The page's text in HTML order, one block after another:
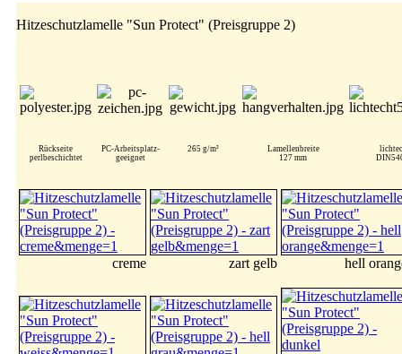
Hitzeschutzlamelle "Sun Protect" (Preisgruppe 2)
Rückseite
perlbeschichtet
PC-Arbeitsplatz-
geeignet
265 g/m²
Lamellenbreite
127 mm
creme zart gelb hell